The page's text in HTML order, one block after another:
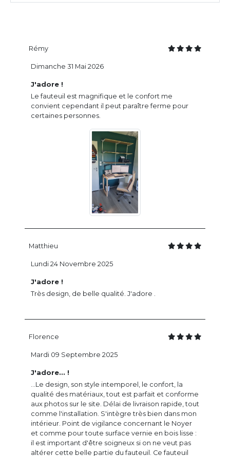
Rémy
J'adore !
Le fauteuil est magnifique et le confort me
convient cependant il peut paraître ferme pour
certaines personnes.
Dimanche 31 Mai 2026
Matthieu
J'adore !
Très design, de belle qualité. J'adore .
Lundi 24 Novembre 2025
Florence
J'adore... !
...Le design, son style intemporel, le confort, la
qualité des matériaux, tout est parfait et conforme
aux photos sur le site. Délai de livraison rapide, tout
comme l'installation. S'intègre très bien dans mon
intérieur. Point de vigilance concernant le Noyer
et comme pour toute surface vernie en bois lisse :
il est important d'être soigneux si on ne veut pas
altérer cette belle partie du fauteuil. Ce fauteuil
Mardi 09 Septembre 2025